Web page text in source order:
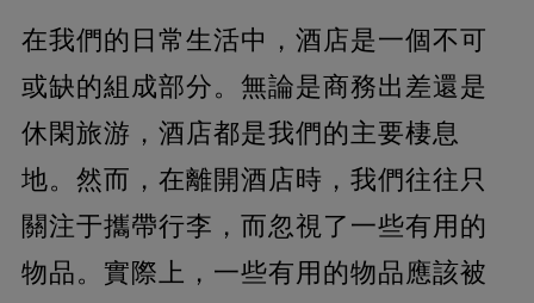
在我們的日常生活中，酒店是一個不可
或缺的組成部分。無論是商務出差還是
休閑旅游，酒店都是我們的主要棲息
地。然而，在離開酒店時，我們往往只
關注于攜帶行李，而忽視了一些有用的
物品。實際上，一些有用的物品應該被